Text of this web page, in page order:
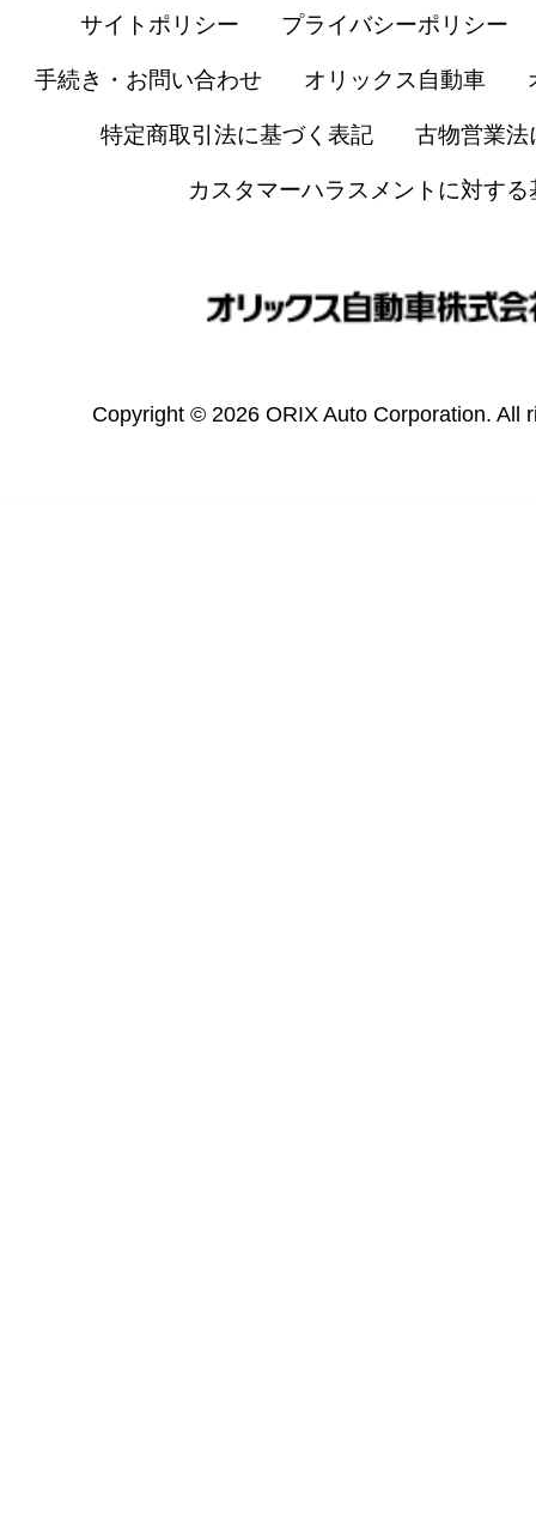
サイトポリシー プライバシーポリシー
手続き・お問い合わせ オリックス自動車
特定商取引法に基づく表記 古物営業法
カスタマーハラスメントに対する
Copyright © 2026 ORIX Auto Corporation. All